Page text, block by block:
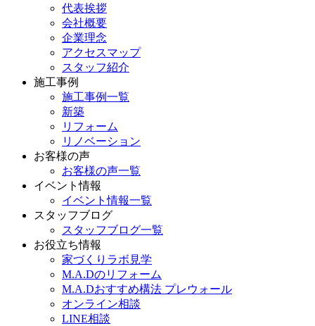
代表挨拶
会社概要
企業理念
アクセスマップ
スタッフ紹介
施工事例
施工事例一覧
新築
リフォーム
リノベーション
お客様の声
お客様の声一覧
イベント情報
イベント情報一覧
スタッフブログ
スタッフブログ一覧
お役立ち情報
家づくりラボ見学
M.A.Dのリフォーム
M.A.Dおすすめ構法 プレウォール
オンライン相談
LINE相談